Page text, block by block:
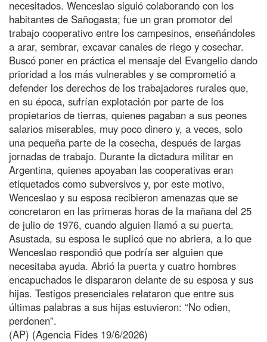
necesitados. Wenceslao siguió colaborando con los
habitantes de Sañogasta; fue un gran promotor del
trabajo cooperativo entre los campesinos, enseñándoles
a arar, sembrar, excavar canales de riego y cosechar.
Buscó poner en práctica el mensaje del Evangelio dando
prioridad a los más vulnerables y se comprometió a
defender los derechos de los trabajadores rurales que,
en su época, sufrían explotación por parte de los
propietarios de tierras, quienes pagaban a sus peones
salarios miserables, muy poco dinero y, a veces, solo
una pequeña parte de la cosecha, después de largas
jornadas de trabajo. Durante la dictadura militar en
Argentina, quienes apoyaban las cooperativas eran
etiquetados como subversivos y, por este motivo,
Wenceslao y su esposa recibieron amenazas que se
concretaron en las primeras horas de la mañana del 25
de julio de 1976, cuando alguien llamó a su puerta.
Asustada, su esposa le suplicó que no abriera, a lo que
Wenceslao respondió que podría ser alguien que
necesitaba ayuda. Abrió la puerta y cuatro hombres
encapuchados le dispararon delante de su esposa y sus
hijas. Testigos presenciales relataron que entre sus
últimas palabras a sus hijas estuvieron: “No odien,
perdonen”.
(AP) (Agencia Fides 19/6/2026)